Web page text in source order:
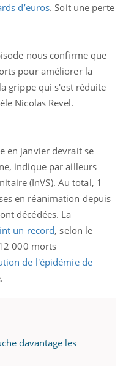
d’euros. Soit une perte
nous confirme que
pour améliorer la
grippe qui s'est réduite
Nicolas Revel.
en janvier devrait se
indique par ailleurs
(InVS). Au total, 1
en réanimation depuis
décédées. La
un record, selon le
000 morts
de l'épidémie de
davantage les